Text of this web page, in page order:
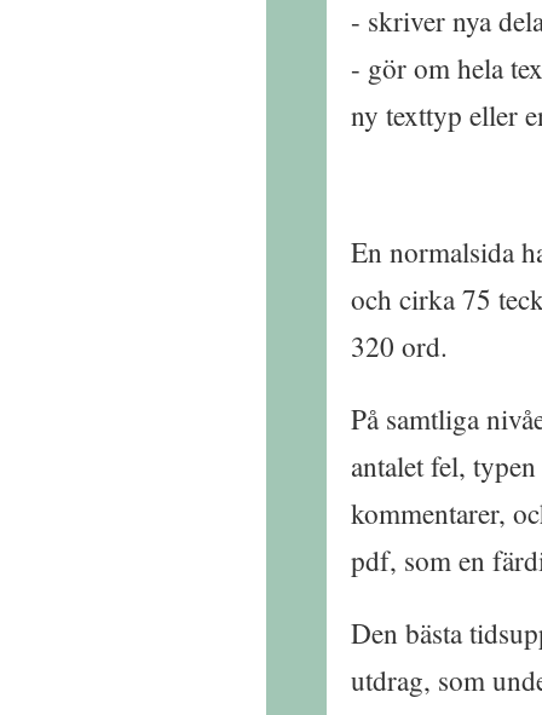
skriver nya
gör om hela
ny texttyp eller
En normalsida
och cirka 75
320 ord.
På samtliga
antalet fel,
kommentarer,
pdf, som en
Den bästa
utdrag, som